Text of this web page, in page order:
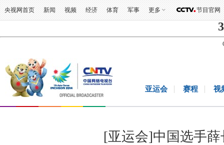
央视网首页 新闻 视频 经济 体育 军事 更多 节目官网
亚运会 赛程 视
[亚运会]中国选手